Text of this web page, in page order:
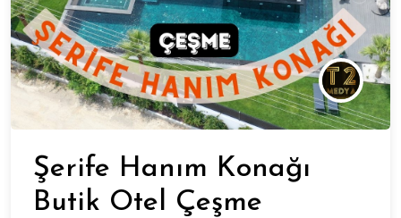
Şerife Hanım Konağı
Butik Otel Çeşme